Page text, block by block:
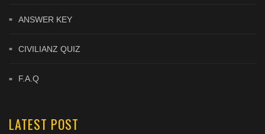
ANSWER KEY
CIVILIANZ QUIZ
F.A.Q
LATEST POST